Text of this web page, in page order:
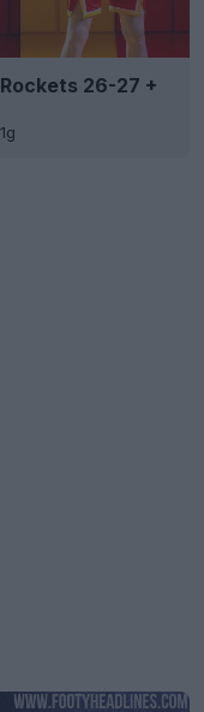
26-27 +
1g